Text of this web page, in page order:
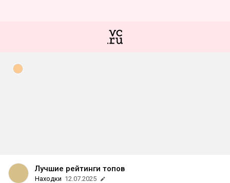
Лучшие рейтинги топов
Находки 12.07.2025